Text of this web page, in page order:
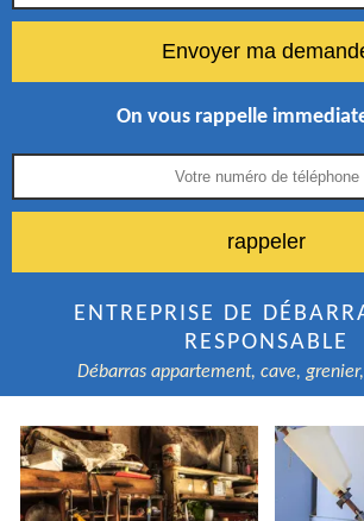
On vous rappelle
ENTREPRISE DE
RESPONSABLE
Débarras appartement, cave,